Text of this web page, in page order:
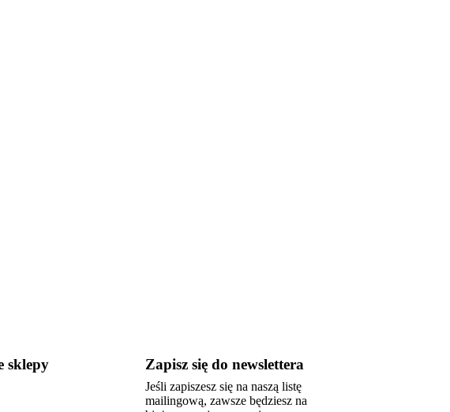
sklepy Zapisz się do newslettera
Jeśli zapiszesz się na naszą listę
mailingową, zawsze będziesz na